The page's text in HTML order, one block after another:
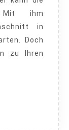
Mit ihm
in
Doch
zu Ihren